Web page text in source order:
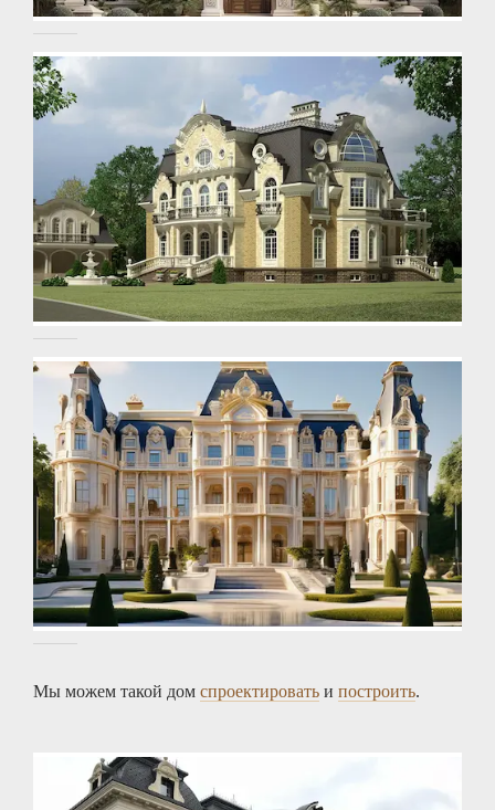
Мы можем такой дом спроектировать и построить.